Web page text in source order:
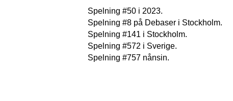
Spelning #50 i 2023.
Spelning #8 på Debaser i Stockholm.
Spelning #141 i Stockholm.
Spelning #572 i Sverige.
Spelning #757 nånsin.